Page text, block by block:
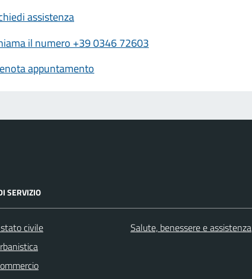
assistenza
il numero +39 0346 72603
appuntamento
SERVIZIO
civile
Salute, benessere e assistenza